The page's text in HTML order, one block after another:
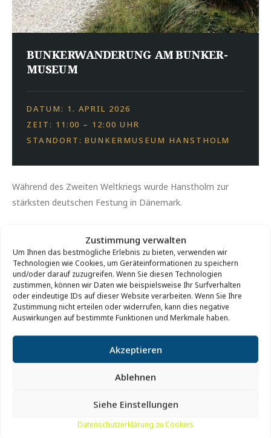
Zustimmung verwalten
Um Ihnen das bestmögliche Erlebnis zu bieten, verwenden wir
Technologien wie Cookies, um Geräteinformationen zu speichern
und/oder darauf zuzugreifen. Wenn Sie diesen Technologien
zustimmen, können wir Daten wie beispielsweise Ihr Surfverhalten
oder eindeutige IDs auf dieser Website verarbeiten. Wenn Sie Ihre
Zustimmung nicht erteilen oder widerrufen, kann dies negative
Auswirkungen auf bestimmte Funktionen und Merkmale haben.
Akzeptieren
Ablehnen
Siehe Einstellungen
Datenschutzerklärung zu Cookies
BUNKERWANDERUNG AM BUNKER-
MUSEUM
DATUM: 1. APRIL 2026
ZEIT: 11:00 – 12:00 UHR
STANDORT: BUNKERMUSEUM HANSTHOLM
Während des Zweiten Weltkriegs wurde Hanstholm zur
stärksten deutschen Festung in Dänemark.
Hanstholm ist, war das zentrale Element der Festung.
Ein Rundgang durch das Gelände um den Museumsbunker
erzählt die Geschichte der Festung, ihrer Bunker und ihrer
Bewohner.
Ort:
Bei der großen Kanone vor dem Bunkermuseum
Hanstholm, Molevej 29, Hanstholm